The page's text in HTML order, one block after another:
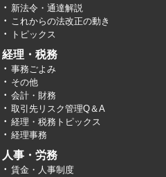
新法令・通達解説
これからの法改正の動き
トピックス
経理・税務
事務ごよみ
その他
会計・財務
取引先リスク管理Q＆A
経理・税務トピックス
経理事務
人事・労務
賃金・人事制度